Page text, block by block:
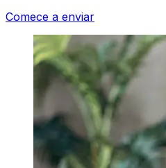
Comece a enviar